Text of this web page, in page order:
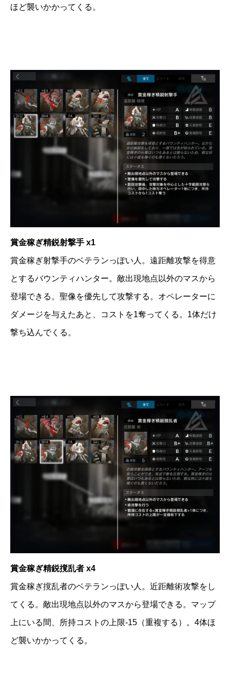
ほど襲いかかってくる。
賞金稼ぎ精鋭射撃手 x1
賞金稼ぎ射撃手のベテランっぽい人。遠距離攻撃を得意
とするバウンティハンター。敵出現地点以外のマスから
登場できる。聖像を優先して攻撃する。オペレーターに
ダメージを与えたあと、コストを1奪ってくる。1体だけ
撃ち込んでくる。
賞金稼ぎ精鋭撹乱者 x4
賞金稼ぎ撹乱者のベテランっぽい人。近距離術攻撃をし
てくる。敵出現地点以外のマスから登場できる。マップ
上にいる間、所持コストの上限-15（重複する）。4体ほ
ど襲いかかってくる。